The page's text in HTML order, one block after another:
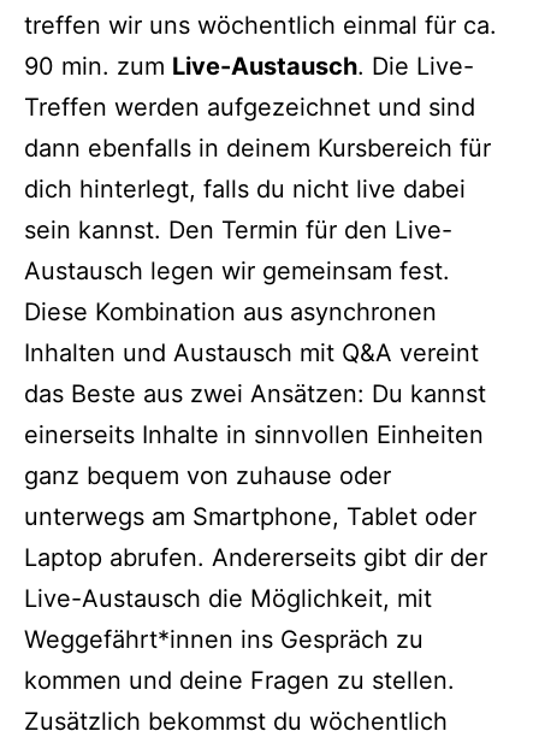
treffen wir uns wöchentlich einmal für ca.
90 min. zum Live-Austausch. Die Live-
Treffen werden aufgezeichnet und sind
dann ebenfalls in deinem Kursbereich für
dich hinterlegt, falls du nicht live dabei
sein kannst. Den Termin für den Live-
Austausch legen wir gemeinsam fest.
Diese Kombination aus asynchronen
Inhalten und Austausch mit Q&A vereint
das Beste aus zwei Ansätzen: Du kannst
einerseits Inhalte in sinnvollen Einheiten
ganz bequem von zuhause oder
unterwegs am Smartphone, Tablet oder
Laptop abrufen. Andererseits gibt dir der
Live-Austausch die Möglichkeit, mit
Weggefährt*innen ins Gespräch zu
kommen und deine Fragen zu stellen.
Zusätzlich bekommst du wöchentlich